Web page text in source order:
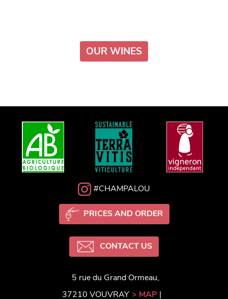
OUR WINES
#CHAMPALOU
PRICES AND ORDER
CONTACT US
5 rue du Grand Ormeau,
37210 VOUVRAY > MAP |